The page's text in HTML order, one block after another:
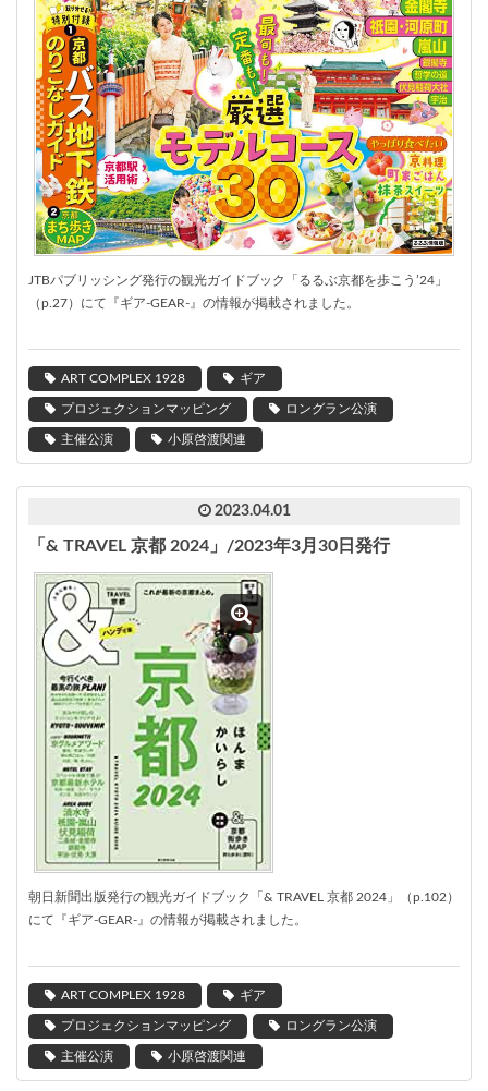
JTBパブリッシング発行の観光ガイドブック「るるぶ京都を歩こう’24」
（p.27）にて『ギア-GEAR-』の情報が掲載されました。
ART COMPLEX 1928 ギア
プロジェクションマッピング ロングラン公演
主催公演 小原啓渡関連
2023.04.01
「& TRAVEL 京都 2024」/2023年3月30日発行
朝日新聞出版発行の観光ガイドブック「& TRAVEL 京都 2024」（p.102）
にて『ギア-GEAR-』の情報が掲載されました。
ART COMPLEX 1928 ギア
プロジェクションマッピング ロングラン公演
主催公演 小原啓渡関連